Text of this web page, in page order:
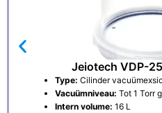
Jeiotech VDP-
Type: Cilinder
Vacuümniveau: Tot 1 Torr
Intern volume: 16 L